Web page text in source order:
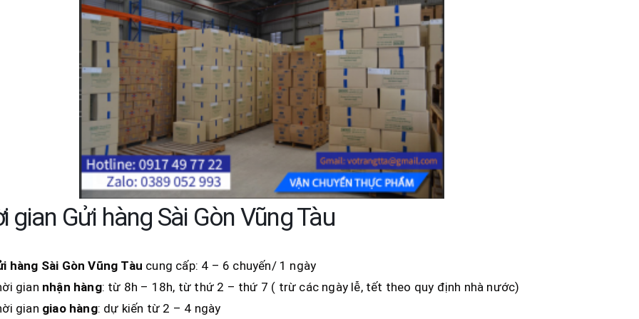
gian Gửi hàng Sài Gòn Vũng Tàu
hàng Sài GònVũng Tàu cung cấp: 4 – 6 chuyến/ 1 ngày
gian nhận hàng: từ 8h – 18h, từ thứ 2 – thứ 7 ( trừ các ngày lễ, tết theo quy định nhà nước)
gian giao hàng: dự kiến từ 2 – 4 ngày